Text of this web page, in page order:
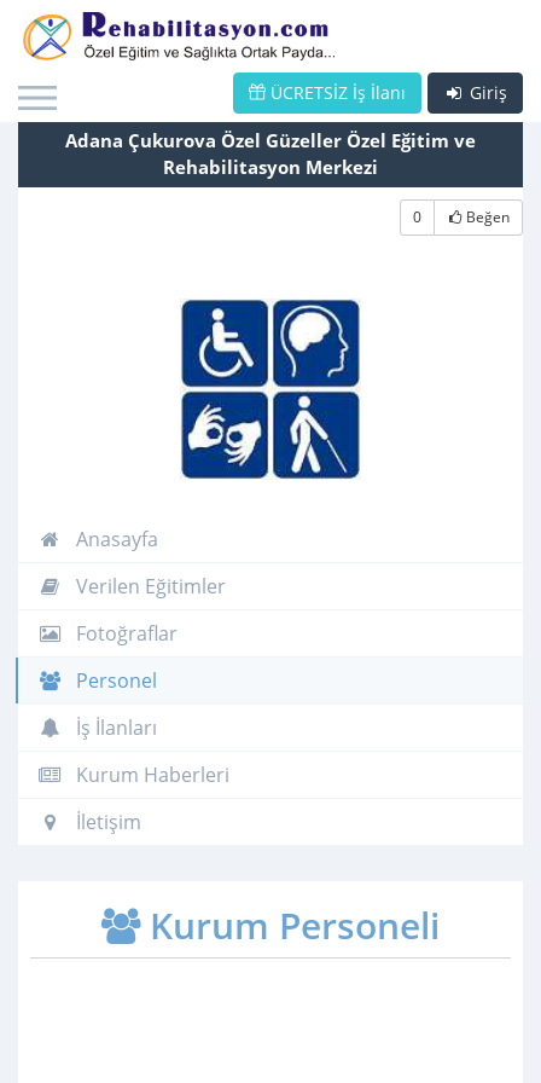
Giriş
ÜCRETSİZ İş İlanı
Adana Çukurova Özel Güzeller Özel Eğitim ve
Rehabilitasyon Merkezi
0 Beğen
Anasayfa
Verilen Eğitimler
Fotoğraflar
Personel
İş İlanları
Kurum Haberleri
İletişim
Kurum Personeli